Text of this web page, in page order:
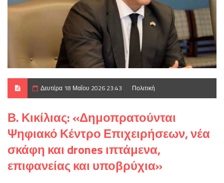
Δευτέρα 18 Μαΐου 2026 23:43 Πολιτική
Β. Κικίλιας: «Δημοπρατούνται
Ψηφιακό Κέντρο Επιχειρήσεων, νέα
σκάφη και drones ιπτάμενα,
επιφανείας και υποβρύχια»